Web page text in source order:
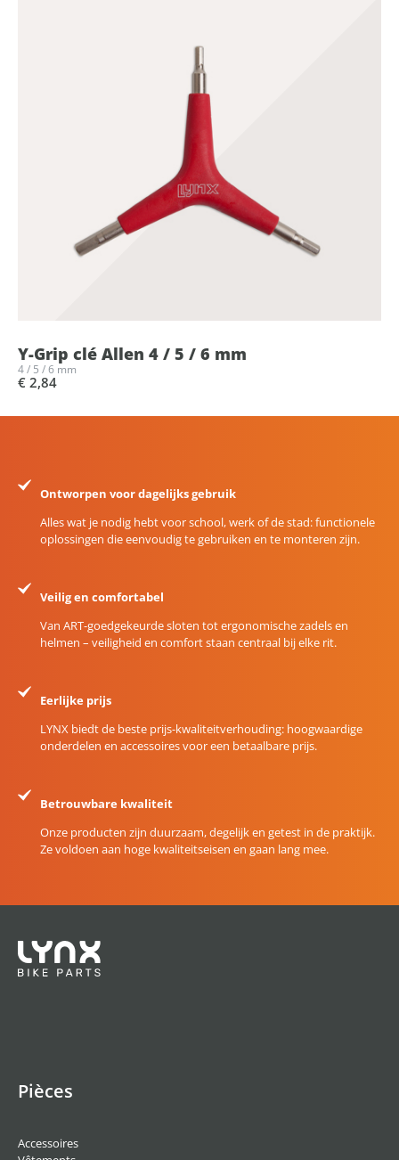
Y-Grip clé Allen 4 / 5 / 6 mm
4 / 5 / 6 mm
€ 2,84
Ontworpen voor dagelijks gebruik
Alles wat je nodig hebt voor school, werk of de stad: functionele
oplossingen die eenvoudig te gebruiken en te monteren zijn.
Veilig en comfortabel
Van ART-goedgekeurde sloten tot ergonomische zadels en
helmen – veiligheid en comfort staan centraal bij elke rit.
Eerlijke prijs
LYNX biedt de beste prijs-kwaliteitverhouding: hoogwaardige
onderdelen en accessoires voor een betaalbare prijs.
Betrouwbare kwaliteit
Onze producten zijn duurzaam, degelijk en getest in de praktijk.
Ze voldoen aan hoge kwaliteitseisen en gaan lang mee.
Pièces
Accessoires